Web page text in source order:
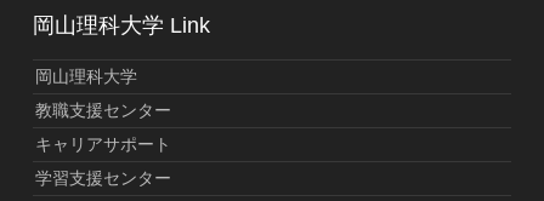
岡山理科大学 Link
岡山理科大学
教職支援センター
キャリアサポート
学習支援センター